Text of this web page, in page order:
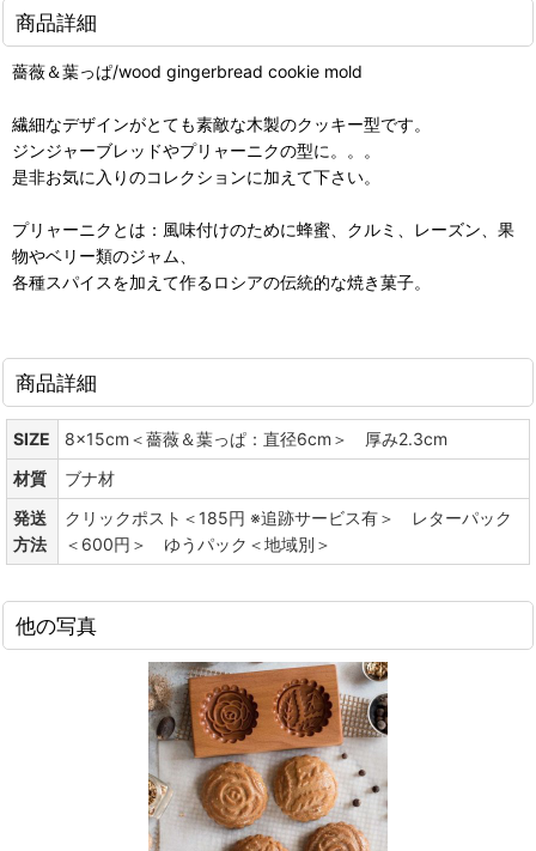
商品詳細
薔薇＆葉っぱ/wood gingerbread cookie mold
繊細なデザインがとても素敵な木製のクッキー型です。
ジンジャーブレッドやプリャーニクの型に。。。
是非お気に入りのコレクションに加えて下さい。
プリャーニクとは：風味付けのために蜂蜜、クルミ、レーズン、果
物やベリー類のジャム、
各種スパイスを加えて作るロシアの伝統的な焼き菓子。
商品詳細
SIZE
8x15cm＜薔薇＆葉っぱ：直径6cm＞ 厚み2.3cm
材質
ブナ材
発送
方法
クリックポスト＜185円 ※追跡サービス有＞ レターパック
＜600円＞ ゆうパック＜地域別＞
他の写真